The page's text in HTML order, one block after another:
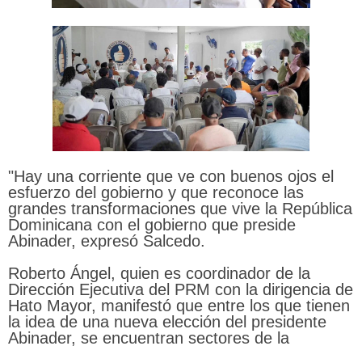
"Hay una corriente que ve con buenos ojos el
esfuerzo del gobierno y que reconoce las
grandes transformaciones que vive la República
Dominicana con el gobierno que preside
Abinader, expresó Salcedo.
Roberto Ángel, quien es coordinador de la
Dirección Ejecutiva del PRM con la dirigencia de
Hato Mayor, manifestó que entre los que tienen
la idea de una nueva elección del presidente
Abinader, se encuentran sectores de la